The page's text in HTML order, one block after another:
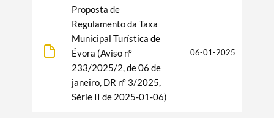
Search term
Proposta de
Regulamento da Taxa
Municipal Turística de
Évora (Aviso nº
233/2025/2, de 06 de
janeiro, DR nº 3/2025,
Série II de 2025-01-06)
06-01-2025